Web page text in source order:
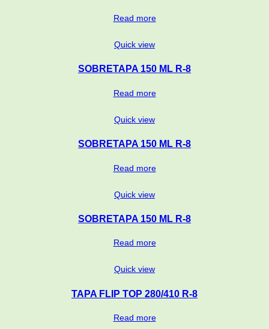
Read more
Quick view
SOBRETAPA 150 ML R-8
Read more
Quick view
SOBRETAPA 150 ML R-8
Read more
Quick view
SOBRETAPA 150 ML R-8
Read more
Quick view
TAPA FLIP TOP 280/410 R-8
Read more